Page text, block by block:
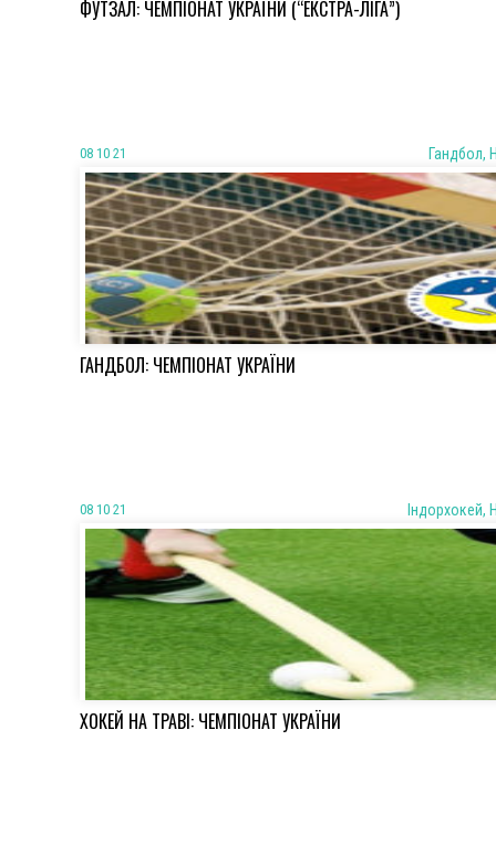
ФУТЗАЛ: ЧЕМПІОНАТ УКРАЇНИ (“ЕКСТРА-ЛІГА”)
08 10 21 Гандбол,
ГАНДБОЛ: ЧЕМПІОНАТ УКРАЇНИ
08 10 21 Iндорхокей,
ХОКЕЙ НА ТРАВІ: ЧЕМПІОНАТ УКРАЇНИ